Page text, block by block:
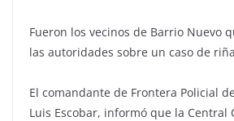
Fueron los vecinos de Barrio Nuevo
las autoridades sobre un caso de
El comandante de Frontera Policial
Luis Escobar, informó que la Central